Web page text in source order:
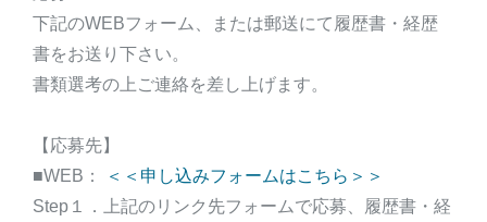
下記のWEBフォーム、または郵送にて履歴書・経歴
書をお送り下さい。
書類選考の上ご連絡を差し上げます。
【応募先】
■WEB：
＜＜申し込みフォームはこちら＞＞
Step１．上記のリンク先フォームで応募、履歴書・経